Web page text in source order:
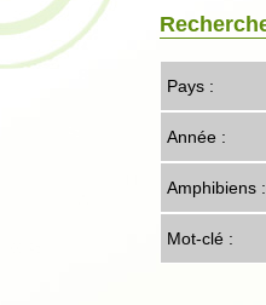
Pays :
Année :
Amphibiens :
Mot-clé :